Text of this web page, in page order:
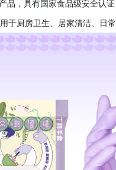
品，具有国家食品级安全认
于厨房卫生、居家清洁、日